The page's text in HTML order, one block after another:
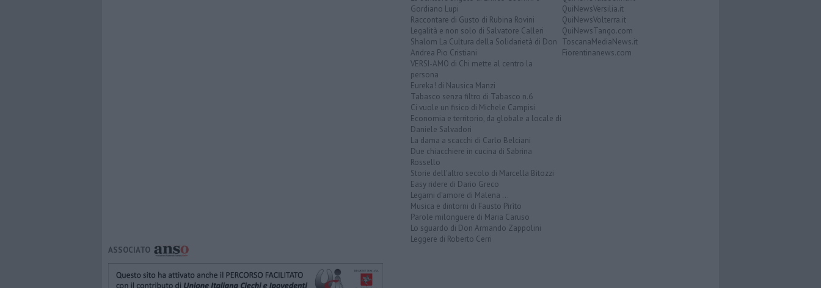
Gordiano Lupi
Raccontare di Gusto di Rubina Rovini
Legalità e non solo di Salvatore Calleri
Shalom La Cultura della Solidarietà di Don
Andrea Pio Cristiani
VERSI-AMO di Chi mette al centro la
persona
Eureka! di Nausica Manzi
Tabasco senza filtro di Tabasco n.6
Ci vuole un fisico di Michele Campisi
Economia e territorio, da globale a locale di
Daniele Salvadori
La dama a scacchi di Carlo Belciani
Due chiacchiere in cucina di Sabrina
Rossello
Storie dell'altro secolo di Marcella Bitozzi
Easy ridere di Dario Greco
Legami d'amore di Malena ...
Musica e dintorni di Fausto Pirìto
Parole milonguere di Maria Caruso
Lo sguardo di Don Armando Zappolini
Leggere di Roberto Cerri
QuiNewsVersilia.it
QuiNewsVolterra.it
QuiNewsTango.com
ToscanaMediaNews.it
Fiorentinanews.com
ASSOCIATO